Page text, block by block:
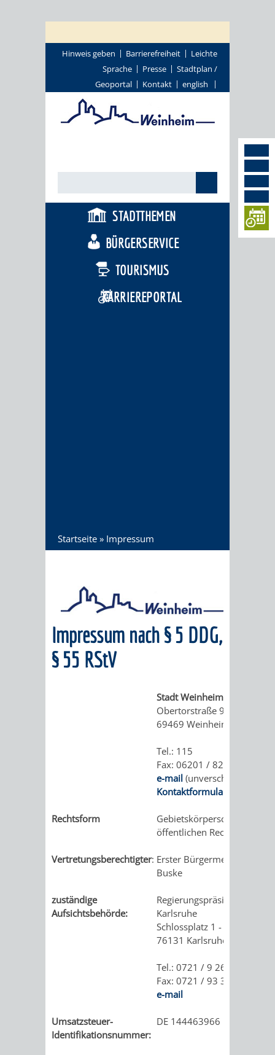
Hinweis geben Barrierefreiheit
Leichte
Sprache
Presse
Stadtplan /
Geoportal
Kontakt english
STADTTHEMEN
BÜRGERSERVICE
TOURISMUS
KARRIEREPORTAL
Startseite » Impressum
Impressum nach § 5 DDG,
§ 55 RStV
Stadt Weinheim
Obertorstraße 9
69469 Weinheim
Tel.: 115
Fax: 06201 / 82 - 268
e-mail (unverschlüsselt)
Kontaktformular
Rechtsform
Gebietskörperschaft des
öffentlichen Rechts
Vertretungsberechtigter: Erster Bürgermeister
Buske
zuständige
Aufsichtsbehörde:
Regierungspräsidium
Karlsruhe
Schlossplatz 1 - 3
76131 Karlsruhe
Tel.: 0721 / 9 26 - 0
Fax: 0721 / 93 34 02 11
e-mail
Umsatzsteuer-
Identifikationsnummer:
DE 144463966